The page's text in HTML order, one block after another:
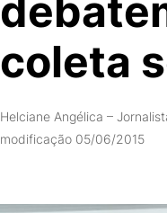
coleta
Helciane Angélica –
modificação 05/06/2015